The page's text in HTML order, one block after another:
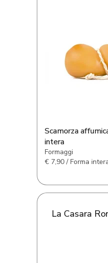
Scamorza
intera
Formaggi
€ 7,90 / Forma
La Casara